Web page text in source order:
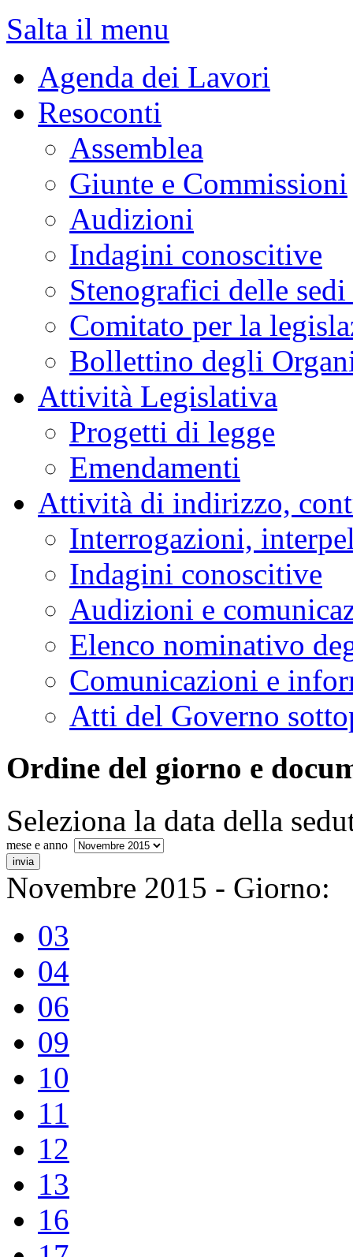
lavori› Ordine del Giorno
INIZIO CONTENUTO
LAVORI
MENU DI
Salta il menu
Agenda dei Lavori
Resoconti
Assemblea
Giunte e Commissioni
Audizioni
Indagini conoscitive
Stenografici delle
Comitato per la
Bollettino degli
Attività Legislativa
Progetti di legge
Emendamenti
Attività di indirizzo,
Indagini conoscitive
Audizioni e
Elenco nominativo
Comunicazioni e
Ordine del giorno e
Seleziona la data della
mese e anno
Novembre 2015 - Giorno:
03
04
06
09